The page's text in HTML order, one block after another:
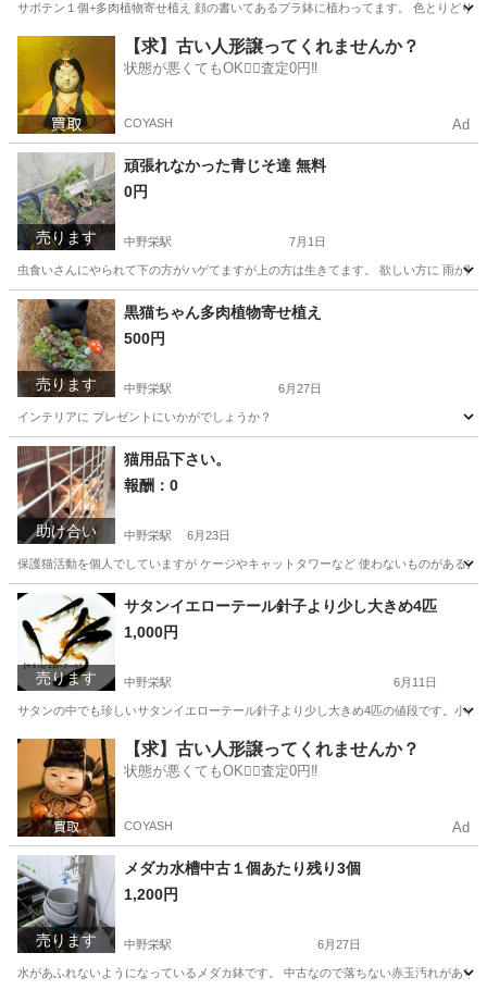
サボテン１個+多肉植物寄せ植え 顔の書いてあるプラ鉢に植わってます。 色とりどり
中野栄駅 家庭用品 サボテン
【求】古い人形譲ってくれませんか？
状態が悪くてもOK🙆‍♀️査定0円‼️
COYASH Ad
売ります
頑張れなかった青じそ達 無料
0円
中野栄駅 7月1日
虫食いさんにやられて下の方がハゲてますが上の方は生きてます。 欲しい方に 雨が
宮城 塩竈市 中野栄駅 家庭用品
売ります
黒猫ちゃん多肉植物寄せ植え
500円
中野栄駅 6月27日
インテリアに プレゼントにいかがでしょうか？
宮城 塩竈市 中野栄駅
助け合い
猫用品下さい。
報酬：0
中野栄駅 6月23日
保護猫活動を個人でしていますが ケージやキャットタワーなど 使わないものがある
宮城 塩竈市 中野栄駅 買いたい/ください ミルク
売ります
サタンイエローテール針子より少し大きめ4匹
1,000円
中野栄駅 6月11日
サタンの中でも珍しいサタンイエローテール針子より少し大きめ4匹の値段です。小
宮城 塩竈市 中野栄駅 その他
【求】古い人形譲ってくれませんか？
状態が悪くてもOK🙆‍♀️査定0円‼️
COYASH Ad
売ります
メダカ水槽中古１個あたり残り3個
1,200円
中野栄駅 6月27日
水があふれないようになっているメダカ鉢です。 中古なので落ちない赤玉汚れがあり